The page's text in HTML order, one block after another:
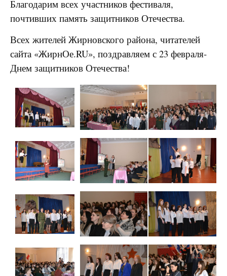
Благодарим всех участников фестиваля,
почтивших память защитников Отечества.
Всех жителей Жирновского района, читателей
сайта «ЖирнОе.RU», поздравляем с 23 февраля-
Днем защитников Отечества!